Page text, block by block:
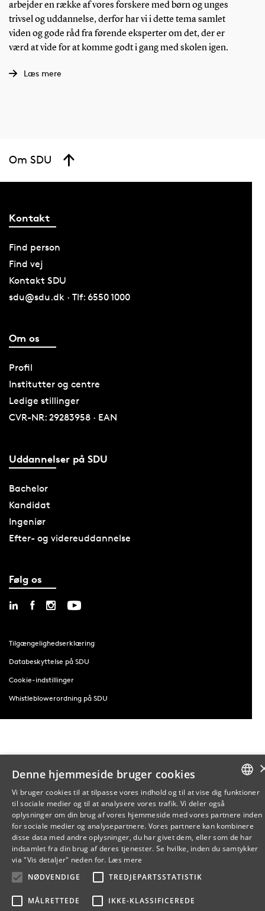
arbejder en række af vores forskere med børn og unges
trivsel og uddannelse, derfor har vi i dette tema samlet
viden og gode råd fra førende eksperter om det, der er
værd at vide for at komme godt i gang med skolen igen.
Læs mere
Om SDU
Kontakt
Find person
Find vej
Kontakt SDU
sdu@sdu.dk · Tlf: 6550 1000
Om os
Profil
Institutter og centre
Ledige stillinger
CVR-NR: 29283958 · EAN
Uddannelser på SDU
Bachelor
Kandidat
Ingeniør
Efter- og videreuddannelse
Følg os
Tilgængelighedserklæring
Databeskyttelse på SDU
Cookie-indstillinger
Whistleblowerordning på SDU
ENGLISH
Denne hjemmeside bruger cookies
Vi bruger cookies til at tilpasse vores indhold og til at vise dig funktioner
til sociale medier og til at analysere vores trafik. Vi deler også
oplysninger om din brug af vores hjemmeside med vores partnere inden
for sociale medier og analysepartnere. Vores partnere kan kombinere
disse data med andre oplysninger, du har givet dem, eller som de har
indsamlet fra din brug af deres tjenester. Se hvilke, inden du samtykker
via "Vis detaljer" neden for. Læs mere
NØDVENDIGE
TREDJEPARTSSTATISTIK
MÅLRETTEDE IKKE-KLASSIFICEREDE